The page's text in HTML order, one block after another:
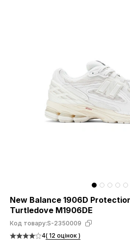
New Balance 1906D
Turtledove M1906DE
Код товару:S-2350009
4( 12 оцінок )